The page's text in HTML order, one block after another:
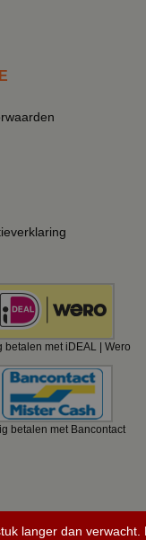
betalen met iDEAL | Wero
betalen met Bancontact
langer dan